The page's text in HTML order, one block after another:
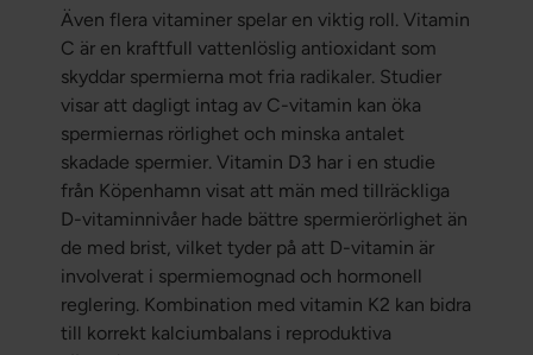
Även flera vitaminer spelar en viktig roll. Vitamin
C är en kraftfull vattenlöslig antioxidant som
skyddar spermierna mot fria radikaler. Studier
visar att dagligt intag av C-vitamin kan öka
spermiernas rörlighet och minska antalet
skadade spermier. Vitamin D3 har i en studie
från Köpenhamn visat att män med tillräckliga
D-vitaminnivåer hade bättre spermierörlighet än
de med brist, vilket tyder på att D-vitamin är
involverat i spermiemognad och hormonell
reglering. Kombination med vitamin K2 kan bidra
till korrekt kalciumbalans i reproduktiva